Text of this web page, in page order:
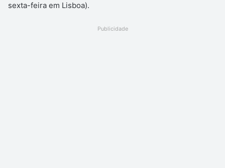
sexta-feira em Lisboa).
Publicidade